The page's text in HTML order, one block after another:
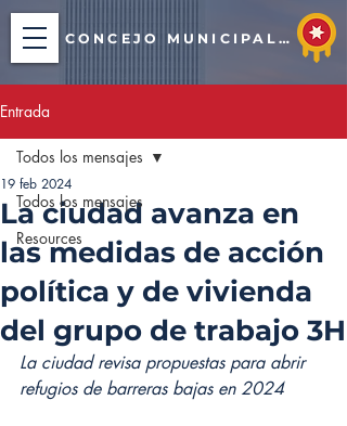
CONCEJO MUNICIPAL DE TULSA
Entrada
Todos los mensajes
Resources
Todos los mensajes
La ciudad avanza en
las medidas de acción
política y de vivienda
del grupo de trabajo 3H
19 feb 2024
La ciudad revisa propuestas para abrir
refugios de barreras bajas en 2024